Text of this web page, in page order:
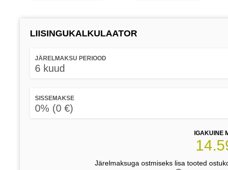
LIISINGUKALKULAATOR
JÄRELMAKSU PERIOOD
6 kuud
SISSEMAKSE
0% (0 €)
IGAKUINE
Järelmaksuga ostmiseks lisa tooted